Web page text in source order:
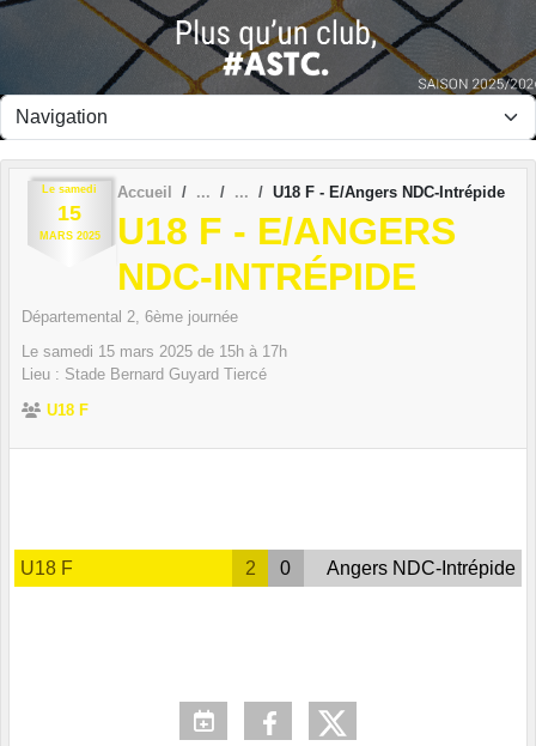
Le samedi
15
MARS 2025
Accueil U18 F - E/Angers NDC-Intrépide
U18 F - E/ANGERS
NDC-INTRÉPIDE
Départemental 2, 6ème journée
Le samedi 15 mars 2025 de 15h à 17h
Lieu : Stade Bernard Guyard Tiercé
U18 F
U18 F 2 0 Angers NDC-Intrépide
Panneau de gestion des cookies